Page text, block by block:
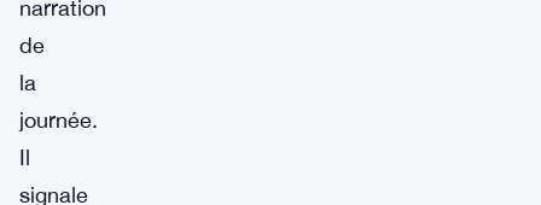
narration
de
la
journée.
Il
signale